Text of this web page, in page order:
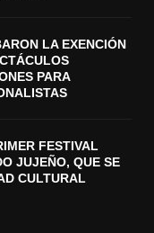
LA EXENCIÓN
PARA
FESTIVAL
JUJEÑO, QUE SE
CULTURAL